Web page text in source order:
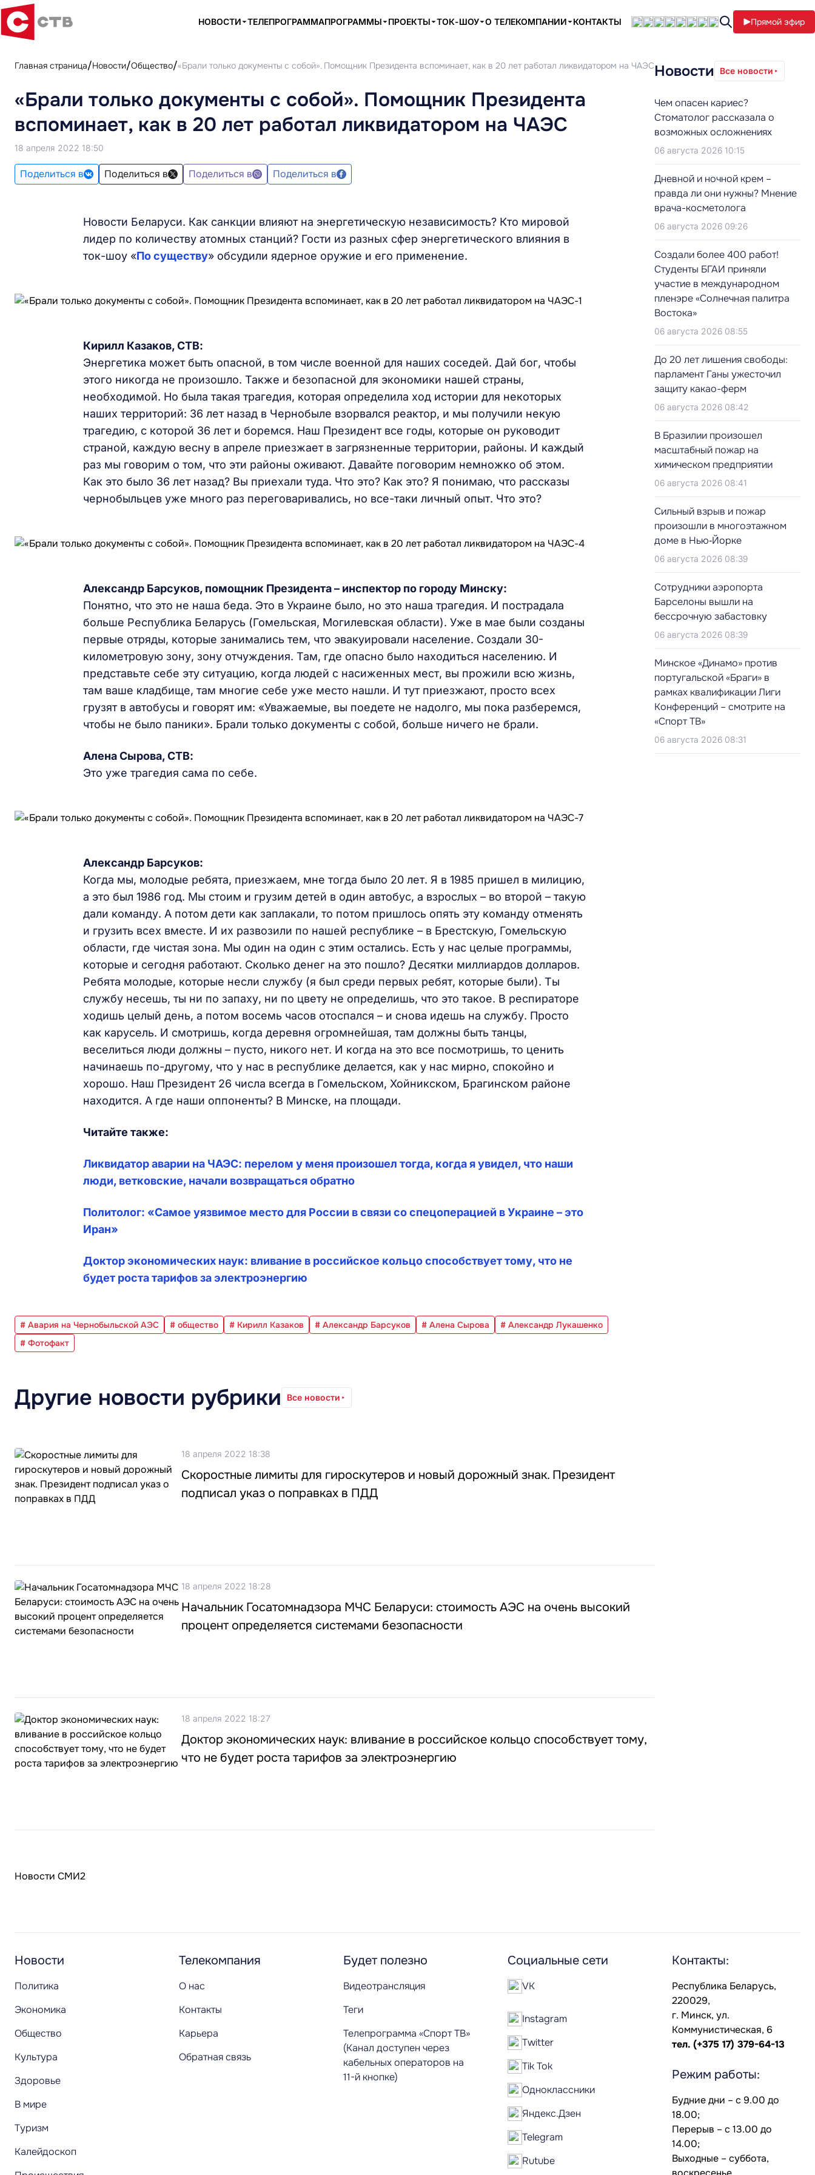
НОВОСТИ ТЕЛЕПРОГРАММАПРОГРАММЫ ПРОЕКТЫ ТОК-ШОУ О ТЕЛЕКОМПАНИИ КОНТАКТЫ Прямой эфир
Главная страница Новости Общество «Брали только документы с собой». Помощник Президента вспоминает, как в 20 лет работал ликвидатором на ЧАЭС
«Брали только документы с собой». Помощник Президента
вспоминает, как в 20 лет работал ликвидатором на ЧАЭС
18 апреля 2022 18:50
Поделиться в Поделиться в Поделиться в Поделиться в
Новости Беларуси. Как санкции влияют на энергетическую независимость? Кто мировой
лидер по количеству атомных станций? Гости из разных сфер энергетического влияния в
ток-шоу «По существу» обсудили ядерное оружие и его применение.
Кирилл Казаков, СТВ:
Энергетика может быть опасной, в том числе военной для наших соседей. Дай бог, чтобы
этого никогда не произошло. Также и безопасной для экономики нашей страны,
необходимой. Но была такая трагедия, которая определила ход истории для некоторых
наших территорий: 36 лет назад в Чернобыле взорвался реактор, и мы получили некую
трагедию, с которой 36 лет и боремся. Наш Президент все годы, которые он руководит
страной, каждую весну в апреле приезжает в загрязненные территории, районы. И каждый
раз мы говорим о том, что эти районы оживают. Давайте поговорим немножко об этом.
Как это было 36 лет назад? Вы приехали туда. Что это? Как это? Я понимаю, что рассказы
чернобыльцев уже много раз переговаривались, но все-таки личный опыт. Что это?
Александр Барсуков, помощник Президента – инспектор по городу Минску:
Понятно, что это не наша беда. Это в Украине было, но это наша трагедия. И пострадала
больше Республика Беларусь (Гомельская, Могилевская области). Уже в мае были созданы
первые отряды, которые занимались тем, что эвакуировали население. Создали 30-
километровую зону, зону отчуждения. Там, где опасно было находиться населению. И
представьте себе эту ситуацию, когда людей с насиженных мест, вы прожили всю жизнь,
там ваше кладбище, там многие себе уже место нашли. И тут приезжают, просто всех
грузят в автобусы и говорят им: «Уважаемые, вы поедете не надолго, мы пока разберемся,
чтобы не было паники». Брали только документы с собой, больше ничего не брали.
Алена Сырова, СТВ:
Это уже трагедия сама по себе.
Александр Барсуков:
Когда мы, молодые ребята, приезжаем, мне тогда было 20 лет. Я в 1985 пришел в милицию,
а это был 1986 год. Мы стоим и грузим детей в один автобус, а взрослых – во второй – такую
дали команду. А потом дети как заплакали, то потом пришлось опять эту команду отменять
и грузить всех вместе. И их развозили по нашей республике – в Брестскую, Гомельскую
области, где чистая зона. Мы один на один с этим остались. Есть у нас целые программы,
которые и сегодня работают. Сколько денег на это пошло? Десятки миллиардов долларов.
Ребята молодые, которые несли службу (я был среди первых ребят, которые были). Ты
службу несешь, ты ни по запаху, ни по цвету не определишь, что это такое. В респираторе
ходишь целый день, а потом восемь часов отоспался – и снова идешь на службу. Просто
как карусель. И смотришь, когда деревня огромнейшая, там должны быть танцы,
веселиться люди должны – пусто, никого нет. И когда на это все посмотришь, то ценить
начинаешь по-другому, что у нас в республике делается, как у нас мирно, спокойно и
хорошо. Наш Президент 26 числа всегда в Гомельском, Хойникском, Брагинском районе
находится. А где наши оппоненты? В Минске, на площади.
Читайте также:
Ликвидатор аварии на ЧАЭС: перелом у меня произошел тогда, когда я увидел, что наши
люди, ветковские, начали возвращаться обратно
Политолог: «Самое уязвимое место для России в связи со спецоперацией в Украине – это
Иран»
Доктор экономических наук: вливание в российское кольцо способствует тому, что не
будет роста тарифов за электроэнергию
# Авария на Чернобыльской АЭС # общество # Кирилл Казаков # Александр Барсуков # Алена Сырова
# Александр Лукашенко
# Фотофакт
Другие новости рубрики Все новости
18 апреля 2022 18:38
Скоростные лимиты для гироскутеров и новый дорожный знак. Президент
подписал указ о поправках в ПДД
18 апреля 2022 18:28
Начальник Госатомнадзора МЧС Беларуси: стоимость АЭС на очень высокий
процент определяется системами безопасности
18 апреля 2022 18:27
Доктор экономических наук: вливание в российское кольцо способствует тому,
что не будет роста тарифов за электроэнергию
Новости СМИ2
Новости Все новости
Чем опасен кариес?
Стоматолог рассказала о
возможных осложнениях
06 августа 2026 10:15
Дневной и ночной крем –
правда ли они нужны? Мнение
врача-косметолога
06 августа 2026 09:26
Создали более 400 работ!
Студенты БГАИ приняли
участие в международном
пленэре «Солнечная палитра
Востока»
06 августа 2026 08:55
До 20 лет лишения свободы:
парламент Ганы ужесточил
защиту какао-ферм
06 августа 2026 08:42
В Бразилии произошел
масштабный пожар на
химическом предприятии
06 августа 2026 08:41
Сильный взрыв и пожар
произошли в многоэтажном
доме в Нью‑Йорке
06 августа 2026 08:39
Сотрудники аэропорта
Барселоны вышли на
бессрочную забастовку
06 августа 2026 08:39
Минское «Динамо» против
португальской «Браги» в
рамках квалификации Лиги
Конференций – смотрите на
«Спорт ТВ»
06 августа 2026 08:31
Новости
Политика
Экономика
Общество
Культура
Здоровье
В мире
Туризм
Калейдоскоп
Телекомпания
О нас
Контакты
Карьера
Обратная связь
Будет полезно
Видеотрансляция
Теги
Телепрограмма «Спорт ТВ»
(Канал доступен через
кабельных операторов на
11-й кнопке)
Социальные сети
VK
Instagram
Twitter
Tik Tok
Одноклассники
Яндекс.Дзен
Telegram
Rutube
Контакты:
Республика Беларусь,
220029,
г. Минск, ул.
Коммунистическая, 6
тел. (+375 17) 379-64-13
Режим работы:
Будние дни – с 9.00 до
18.00;
Перерыв – с 13.00 до
14.00;
Выходные – суббота,